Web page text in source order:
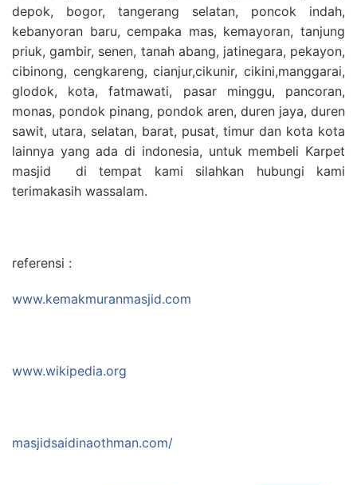
depok, bogor, tangerang selatan, poncok indah,
kebanyoran baru, cempaka mas, kemayoran, tanjung
priuk, gambir, senen, tanah abang, jatinegara, pekayon,
cibinong, cengkareng, cianjur,cikunir, cikini,manggarai,
glodok, kota, fatmawati, pasar minggu, pancoran,
monas, pondok pinang, pondok aren, duren jaya, duren
sawit, utara, selatan, barat, pusat, timur dan kota kota
lainnya yang ada di indonesia, untuk membeli Karpet
masjid di tempat kami silahkan hubungi kami
terimakasih wassalam.
referensi :
www.kemakmuranmasjid.com
www.wikipedia.org
masjidsaidinaothman.com/